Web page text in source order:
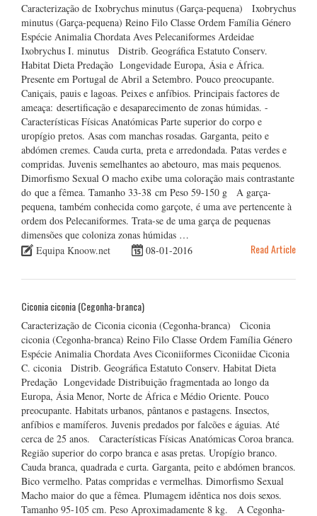
Caracterização de Ixobrychus minutus (Garça-pequena) Ixobrychus
minutus (Garça-pequena) Reino Filo Classe Ordem Família Género
Espécie Animalia Chordata Aves Pelecaniformes Ardeidae
Ixobrychus I. minutus Distrib. Geográfica Estatuto Conserv.
Habitat Dieta Predação Longevidade Europa, Ásia e África.
Presente em Portugal de Abril a Setembro. Pouco preocupante.
Caniçais, pauis e lagoas. Peixes e anfíbios. Principais factores de
ameaça: desertificação e desaparecimento de zonas húmidas. -
Características Físicas Anatómicas Parte superior do corpo e
uropígio pretos. Asas com manchas rosadas. Garganta, peito e
abdómen cremes. Cauda curta, preta e arredondada. Patas verdes e
compridas. Juvenis semelhantes ao abetouro, mas mais pequenos.
Dimorfismo Sexual O macho exibe uma coloração mais contrastante
do que a fêmea. Tamanho 33-38 cm Peso 59-150 g A garça-
pequena, também conhecida como garçote, é uma ave pertencente à
ordem dos Pelecaniformes. Trata-se de uma garça de pequenas
dimensões que coloniza zonas húmidas …
Equipa Knoow.net
08-01-2016 Read Article
Ciconia ciconia (Cegonha-branca)
Caracterização de Ciconia ciconia (Cegonha-branca) Ciconia
ciconia (Cegonha-branca) Reino Filo Classe Ordem Família Género
Espécie Animalia Chordata Aves Ciconiiformes Ciconiidae Ciconia
C. ciconia Distrib. Geográfica Estatuto Conserv. Habitat Dieta
Predação Longevidade Distribuição fragmentada ao longo da
Europa, Ásia Menor, Norte de África e Médio Oriente. Pouco
preocupante. Habitats urbanos, pântanos e pastagens. Insectos,
anfíbios e mamíferos. Juvenis predados por falcões e águias. Até
cerca de 25 anos. Características Físicas Anatómicas Coroa branca.
Região superior do corpo branca e asas pretas. Uropígio branco.
Cauda branca, quadrada e curta. Garganta, peito e abdómen brancos.
Bico vermelho. Patas compridas e vermelhas. Dimorfismo Sexual
Macho maior do que a fêmea. Plumagem idêntica nos dois sexos.
Tamanho 95-105 cm. Peso Aproximadamente 8 kg. A Cegonha-